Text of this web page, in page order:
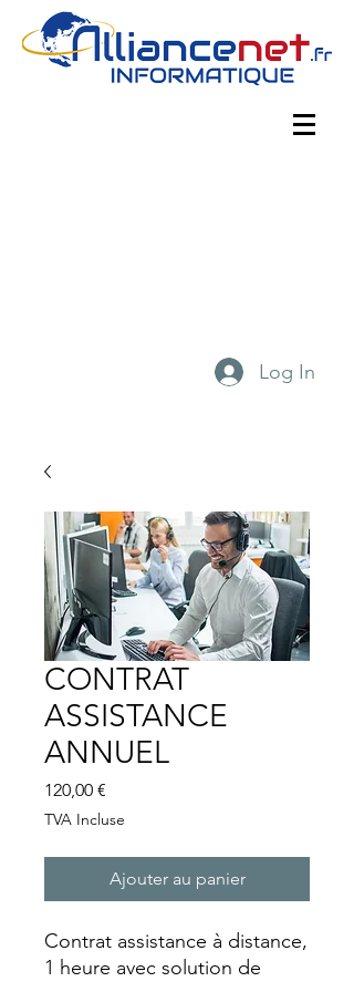
Log In
CONTRAT
ASSISTANCE
ANNUEL
120,00 €
TVA Incluse
Ajouter au panier
Contrat assistance à distance,
1 heure avec solution de